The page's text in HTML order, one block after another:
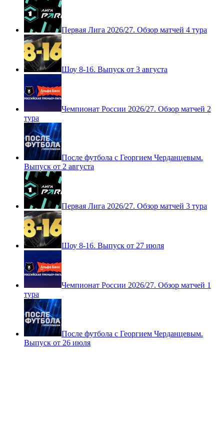
Первая Лига 2026/27. Обзор матчей 4 тура
Шоу 8-16. Выпуск от 3 августа
Чемпионат России 2026/27. Обзор матчей 2
тура
После футбола с Георгием Черданцевым.
Выпуск от 2 августа
Первая Лига 2026/27. Обзор матчей 3 тура
Шоу 8-16. Выпуск от 27 июля
Чемпионат России 2026/27. Обзор матчей 1
тура
После футбола с Георгием Черданцевым.
Выпуск от 26 июля